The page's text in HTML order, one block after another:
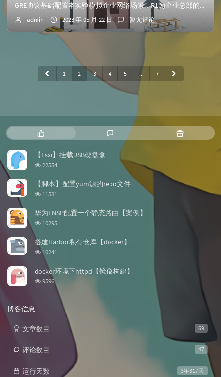
GRE协议基础配置本实验模拟企业网络场景，R1为企业总部的网关设备，并且内部有一台服务器，R3连接着企业分公司网关设备，R2为公网ISP设备。一般情况下，...
admin 2023 年 05 月 22 日 暂无评论
1 2 3 4 5 ... 7
热
门
文
章
新
论
随
机
【Esxi】挂载USB硬盘盒
浏
次
数:
22554
【脚本】配置yum源的repo文件
浏
次
数:
11581
华为ENSP配置一个静态路由【案例】
浏
次
数:
10295
搭建Harbor私有仓库【docker】
浏
览
次
10241
docker环境下httpd【镜像构建】
浏
9596
博客信息
69
文章数目
47
评论数目
3年317天
运行天数